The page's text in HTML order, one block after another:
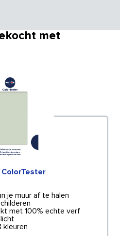
met
ColorTester
je muur af te halen
met 100% echte verf
kleuren